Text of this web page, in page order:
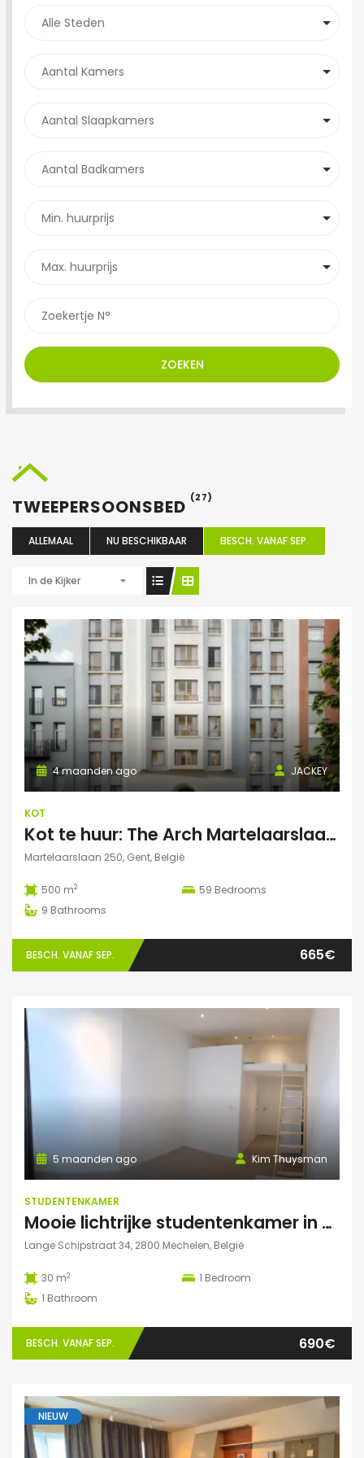
ZOEKEN
TWEEPERSOONSBED (27)
ALLEMAAL NU BESCHIKBAAR BESCH. VANAF SEP.
In de Kijker
JACKEY
4 maanden ago
KOT
Kot te huur: The Arch Martelaarslaan 250
Martelaarslaan 250, Gent, België
500 m2 59 Bedrooms
9 Bathrooms
BESCH. VANAF SEP. 665€
Kim Thuysman
5 maanden ago
STUDENTENKAMER
Mooie lichtrijke studentenkamer in hartje Mechelen
Lange Schipstraat 34, 2800 Mechelen, België
30 m2 1 Bedroom
1 Bathroom
BESCH. VANAF SEP. 690€
NIEUW